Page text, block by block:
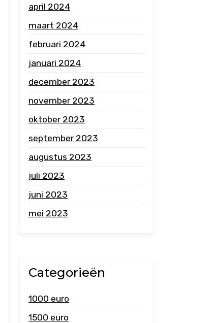
april 2024
maart 2024
februari 2024
januari 2024
december 2023
november 2023
oktober 2023
september 2023
augustus 2023
juli 2023
juni 2023
mei 2023
Categorieën
1000 euro
1500 euro